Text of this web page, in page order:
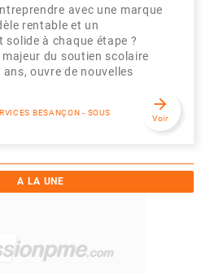
avec une marque
rentable et un
solide à chaque étape ?
du soutien scolaire
ouvre de nouvelles
BESANÇON - SOUS
arrow_forward
Voir
A LA UNE